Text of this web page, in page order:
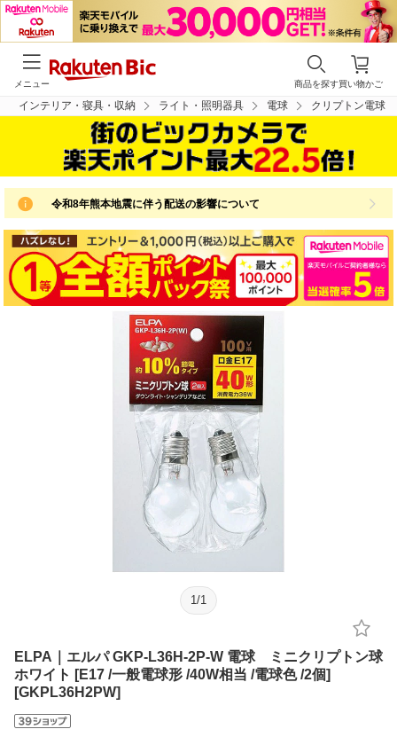
買い物かご
商品を探す
メニュー
インテリア・寝具・収納 ライト・照明器具 電球 クリプトン電球
令和8年熊本地震に伴う配送の影響について
1 /1
ELPA｜エルパ GKP-L36H-2P-W 電球 ミニクリプトン球
ホワイト [E17 /一般電球形 /40W相当 /電球色 /2個]
[GKPL36H2PW]